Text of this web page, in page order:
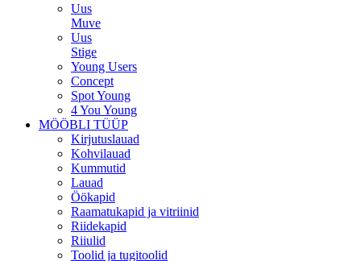
Uus
Muve
Uus
Stige
Young Users
Concept
Spot Young
4 You Young
MÖÖBLI TÜÜP
Kirjutuslauad
Kohvilauad
Kummutid
Lauad
Öökapid
Raamatukapid ja vitriinid
Riidekapid
Riiulid
Toolid ja tugitoolid